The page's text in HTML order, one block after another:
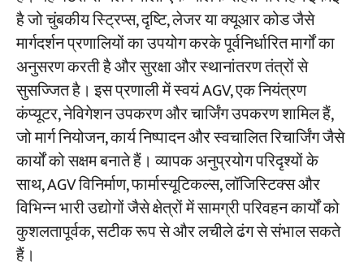
है जो चुंबकीय स्ट्रिप्स, दृष्टि, लेजर या क्यूआर कोड जैसे
मार्गदर्शन प्रणालियों का उपयोग करके पूर्वनिर्धारित मार्गों का
अनुसरण करती है और सुरक्षा और स्थानांतरण तंत्रों से
सुसज्जित है। इस प्रणाली में स्वयं AGV, एक नियंत्रण
कंप्यूटर, नेविगेशन उपकरण और चार्जिंग उपकरण शामिल हैं,
जो मार्ग नियोजन, कार्य निष्पादन और स्वचालित रिचार्जिंग जैसे
कार्यों को सक्षम बनाते हैं। व्यापक अनुप्रयोग परिदृश्यों के
साथ, AGV विनिर्माण, फार्मास्यूटिकल्स, लॉजिस्टिक्स और
विभिन्न भारी उद्योगों जैसे क्षेत्रों में सामग्री परिवहन कार्यों को
कुशलतापूर्वक, सटीक रूप से और लचीले ढंग से संभाल सकते
हैं।